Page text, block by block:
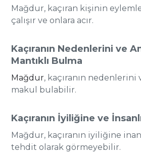
Mağdur, kaçıran kişinin
çalışır ve onlara acır.
Kaçıranın Nedenlerini ve
Mantıklı Bulma
Mağdur, kaçıranın nedenlerini
makul bulabilir.
Kaçıranın İyiliğine ve
Mağdur, kaçıranın iyiliğine
tehdit olarak görmeyebilir.